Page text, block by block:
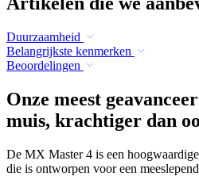
Duurzaamheid
Belangrijkste kenmerken
Beoordelingen
Onze meest
muis, krachtiger dan
De MX Master 4 is een
die is ontworpen voor een